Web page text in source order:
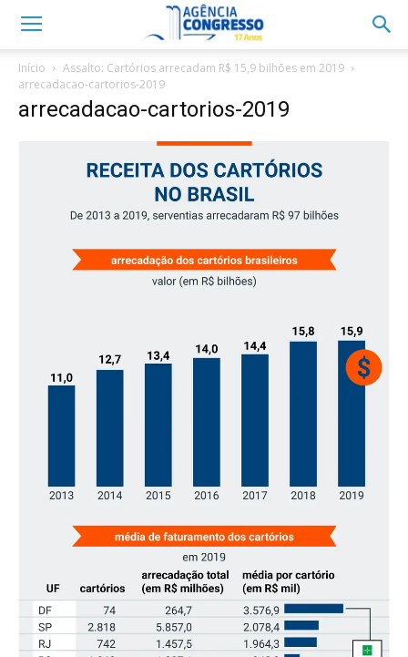
Início
Assalto: Cartórios arrecadam R$ 15,9 bilhões em 2019
arrecadacao-cartorios-2019
arrecadacao-cartorios-2019